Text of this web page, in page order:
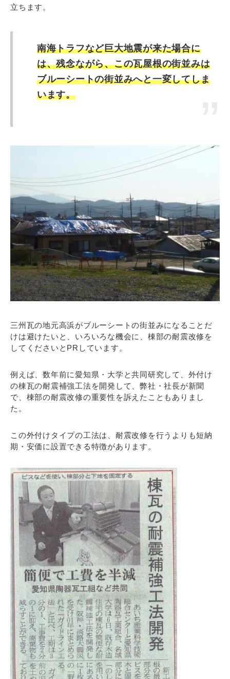
立ちます。
南海トラフなど巨大地震が来た場合に
は、残念ながら、この瓦屋根の街並みは
ブルーシートの街並みへと一変してしま
います。
三州瓦の地元高浜がブルーシートの街並みになることだ
けは避けたいと、いろいろな機会に、棟部の耐震改修を
してくださいとPRしています。
例えば、数年前に愛知県・大学と共同研究して、外付け
の棟瓦の耐震補強工法を開発して、弊社・社長が新聞
で、棟部の耐震改修の重要性を訴えたこともありまし
た。
この外付けタイプの工法は、耐震改修を行うよりも短納
期・安価に設置できる特徴があります。